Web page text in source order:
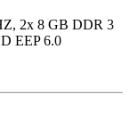
2x 8 GB DDR 3
EEP 6.0